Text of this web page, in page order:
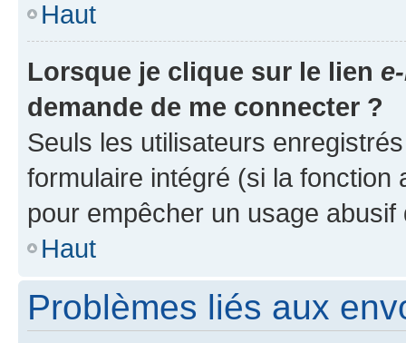
Haut
Lorsque je clique sur le lien
demande de me connecter ?
Seuls les utilisateurs
formulaire intégré (si la fonction
pour empêcher un usage
Haut
Problèmes liés aux